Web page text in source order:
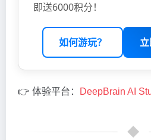
即送6000积分！
如何游玩？
👉 体验平台： DeepBrain AI